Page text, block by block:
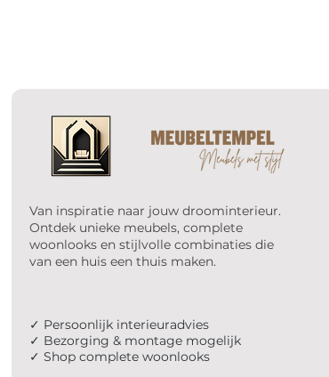
Van inspiratie naar jouw droominterieur.
Ontdek unieke meubels, complete
woonlooks en stijlvolle combinaties die
van een huis een thuis maken.
✓ Persoonlijk interieuradvies
✓ Bezorging & montage mogelijk
✓ Shop complete woonlooks